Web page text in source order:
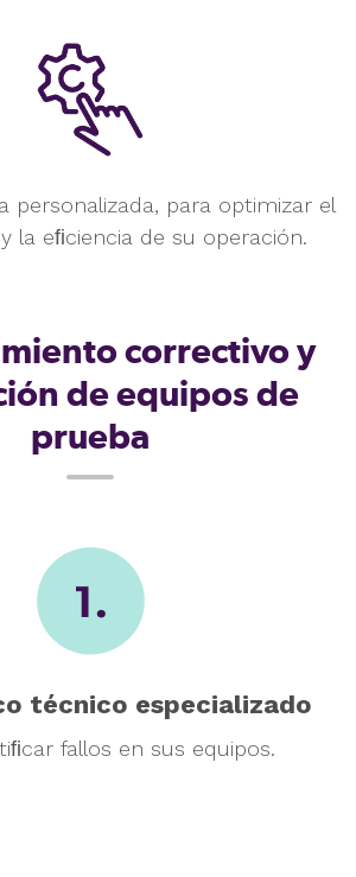
personalizada, para optimizar el
la eﬁciencia de su operación.
correctivo y
de equipos de
prueba
técnico especializado
fallos en sus equipos.